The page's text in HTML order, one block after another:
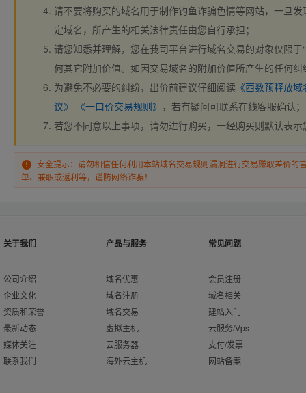
请不要将购买的域名用于制作钓鱼诈骗色情等网站，一旦
定域名，所产生的相关法律责任由您自行承担；
请您知悉并理解，您在我司平台进行域名交易的对象仅限于
何其它附加价值。如因交易域名的附加价值所产生的任何
为避免不必要的纠纷，出价前建议仔细阅读 《西数预释放
议》
《一口价交易规则》 ，若有疑问可联系在线客服确认；
若您不同意以上事项，请勿进行购买，一经购买则默认表
安全提示：请勿相信任何利用本站域名交易规则漏洞进行交易赚取差价的
单、兼职或返利等，谨防网络诈骗！
关于我们
公司介绍
企业文化
资质和荣誉
最新动态
媒体关注
联系我们
产品与服务
域名优惠
域名注册
域名交易
虚拟主机
云服务器
海外云主机
常见问题
会员注册
域名相关
建站入门
云服务/Vps
支付/发票
网站备案